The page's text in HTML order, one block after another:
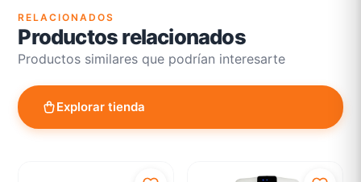
RELACIONADOS
Productos relacionados
Productos similares que podrían interesarte
Explorar tienda